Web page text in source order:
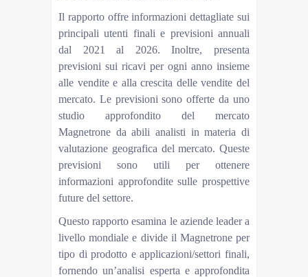
Il rapporto offre informazioni dettagliate sui
principali utenti finali e previsioni annuali
dal 2021 al 2026. Inoltre, presenta
previsioni sui ricavi per ogni anno insieme
alle vendite e alla crescita delle vendite del
mercato. Le previsioni sono offerte da uno
studio approfondito del mercato
Magnetrone da abili analisti in materia di
valutazione geografica del mercato. Queste
previsioni sono utili per ottenere
informazioni approfondite sulle prospettive
future del settore.
Questo rapporto esamina le aziende leader a
livello mondiale e divide il Magnetrone per
tipo di prodotto e applicazioni/settori finali,
fornendo un’analisi esperta e approfondita